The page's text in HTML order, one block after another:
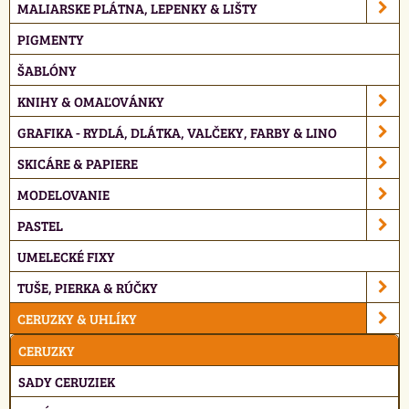
MALIARSKE PLÁTNA, LEPENKY & LIŠTY
PIGMENTY
ŠABLÓNY
KNIHY & OMAĽOVÁNKY
GRAFIKA - RYDLÁ, DLÁTKA, VALČEKY, FARBY & LINO
SKICÁRE & PAPIERE
MODELOVANIE
PASTEL
UMELECKÉ FIXY
TUŠE, PIERKA & RÚČKY
CERUZKY & UHLÍKY
CERUZKY
SADY CERUZIEK